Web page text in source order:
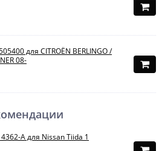
для CITROËN BERLINGO /
08-
A для Nissan Tiida 1